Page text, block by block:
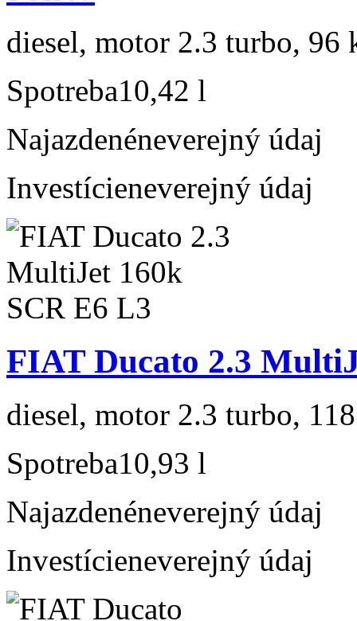
diesel, motor 2.3 turbo, 96
Spotreba10,42 l
Najazdenéneverejný údaj
Investícieneverejný údaj
FIAT Ducato 2.3
diesel, motor 2.3 turbo,
Spotreba10,93 l
Najazdenéneverejný údaj
Investícieneverejný údaj